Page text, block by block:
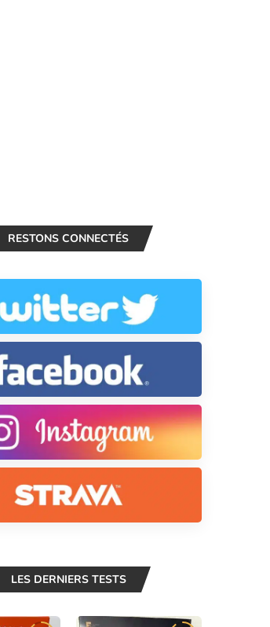
RESTONS CONNECTÉS
LES DERNIERS TESTS